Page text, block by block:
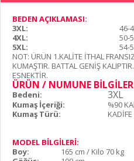
BEDEN AÇIKLAMASI:
3XL:
46-
4XL:
50-
5XL:
54-
NOT: ÜRÜN 1.KALİTE İTHAL
KUMAŞTIR. BATTAL GENİŞ
ESNEKTİR.
ÜRÜN / NUMUNE
Bedeni: 3XL
Kumaş İçeriği:
%90
Kumaş Türü:
KADİFE
MODEL BİLGİLERİ:
Boy:
165 cm / Kilo 70 kg